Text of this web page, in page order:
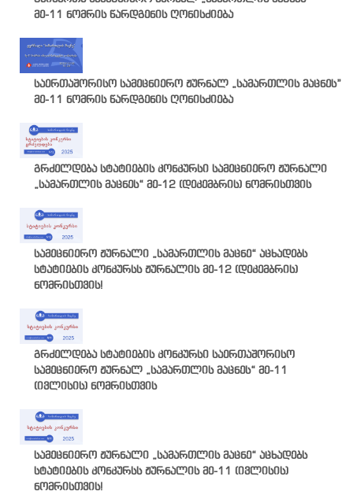
მე-11 ნომრის წარდგენის ღონისძიება
საერთაშორისო სამეცნიერო ჟურნალ „სამართლის მაცნეს”
მე-11 ნომრის წარდგენის ღონისძიება
გრძელდება სტატიების კონკურსი სამეცნიერო ჟურნალი
„სამართლის მაცნეს“ მე-12 (დეკემბრის) ნომრისთვის
სამეცნიერო ჟურნალი „სამართლის მაცნე“ აცხადებს
სტატიების კონკურსს ჟურნალის მე-12 (დეკემბრის)
ნომრისთვის!
გრძელდება სტატიების კონკურსი საერთაშორისო
სამეცნიერო ჟურნალ „სამართლის მაცნეს“ მე-11
(ივლისის) ნომრისთვის
სამეცნიერო ჟურნალი „სამართლის მაცნე“ აცხადებს
სტატიების კონკურსს ჟურნალის მე-11 (ივლისის)
ნომრისთვის!